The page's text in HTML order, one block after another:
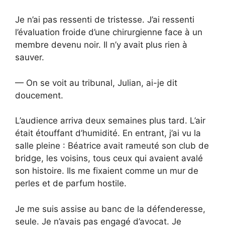
Je n’ai pas ressenti de tristesse. J’ai ressenti
l’évaluation froide d’une chirurgienne face à un
membre devenu noir. Il n’y avait plus rien à
sauver.
— On se voit au tribunal, Julian, ai-je dit
doucement.
L’audience arriva deux semaines plus tard. L’air
était étouffant d’humidité. En entrant, j’ai vu la
salle pleine : Béatrice avait rameuté son club de
bridge, les voisins, tous ceux qui avaient avalé
son histoire. Ils me fixaient comme un mur de
perles et de parfum hostile.
Je me suis assise au banc de la défenderesse,
seule. Je n’avais pas engagé d’avocat. Je